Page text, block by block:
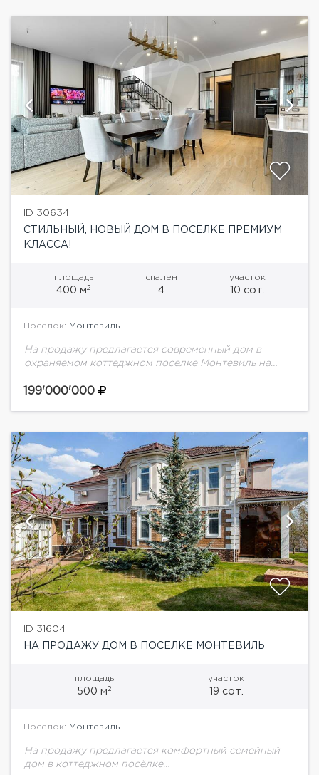
ID 30634
СТИЛЬНЫЙ, НОВЫЙ ДОМ В ПОСЕЛКЕ ПРЕМИУМ
КЛАССА!
площадь
400 м2
спален
4
участок
10 сот.
Посёлок: Монтевиль
На продажу предлагается современный дом в
охраняемом коттеджном поселке Монтевиль на
премиальная мебель и техника.Планировка дома:1
199'000'000
ID 31604
НА ПРОДАЖУ ДОМ В ПОСЕЛКЕ МОНТЕВИЛЬ
площадь
500 м2
участок
19 сот.
Посёлок: Монтевиль
На продажу предлагается комфортный семейный
дом в коттеджном посёлке